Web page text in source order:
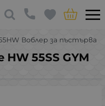
Воблер за пъстърва
55SS GYM